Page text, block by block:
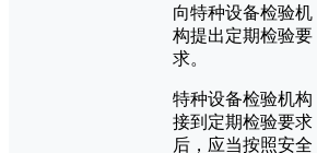
向特种设备检验机
构提出定期检验要
求。
特种设备检验机构
接到定期检验要求
后，应当按照安全